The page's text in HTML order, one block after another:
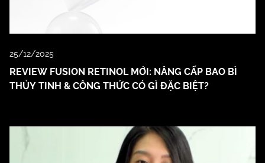
25/12/2025
REVIEW FUSION RETINOL MỚI: NÂNG CẤP BAO BÌ
THỦY TINH & CÔNG THỨC CÓ GÌ ĐẶC BIỆT?